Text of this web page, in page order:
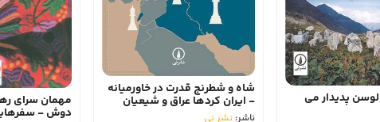
پدیدار می
شاه و شطرنج قدرت در خاورمیانه
- ایران کردها عراق و شیعیان
لبنان 1337-1357
ناشر:نشر نی
مهمان سرای
دوش - سفرهایی